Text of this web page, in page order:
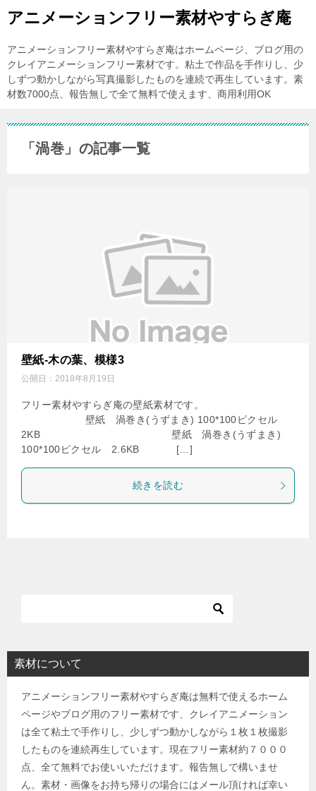
アニメーションフリー素材やすらぎ庵
アニメーションフリー素材やすらぎ庵はホームページ、ブログ用の
クレイアニメーションフリー素材です。粘土で作品を手作りし、少
しずつ動かしながら写真撮影したものを連続で再生しています。素
材数7000点、報告無しで全て無料で使えます、商用利用OK
「渦巻」の記事一覧
壁紙-木の葉、模様3
公開日： 2018年8月19日
フリー素材やすらぎ庵の壁紙素材です。
壁紙 渦巻き(うずまき) 100*100ピクセル
2KB 壁紙 渦巻き(うずまき)
100*100ピクセル 2.6KB […]
続きを読む
素材について
アニメーションフリー素材やすらぎ庵は無料で使えるホーム
ページやブログ用のフリー素材です、クレイアニメーション
は全て粘土で手作りし、少しずつ動かしながら１枚１枚撮影
したものを連続再生しています。現在フリー素材約７０００
点、全て無料でお使いいただけます。報告無しで構いませ
ん。素材・画像をお持ち帰りの場合にはメール頂ければ幸い